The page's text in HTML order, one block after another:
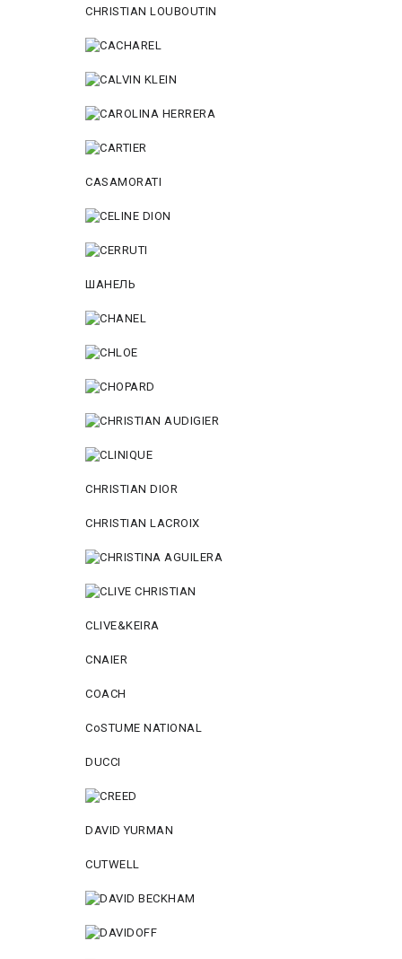
CHRISTIAN LOUBOUTIN
CASAMORATI
ШАНЕЛЬ
CHRISTIAN DIOR
CHRISTIAN LACROIX
CLIVE&KEIRA
CNAIER
COACH
CoSTUME NATIONAL
DUCCI
DAVID YURMAN
CUTWELL